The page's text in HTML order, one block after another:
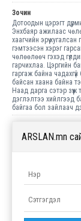
Зочин
Дотоодын цэрэгт
Энхбаяр ажилаас
хаагчийн эрүү
гэмтээсэн хэрэг
чөлөөлөөч гэхэд
гарчихлаа. Цэргийн
гаргаж байна
байсан хаана байна
Наад дарга сэтэр
дэглэлтээ хийлгээд
байгаа бол зайлаач
ARSLAN.mn